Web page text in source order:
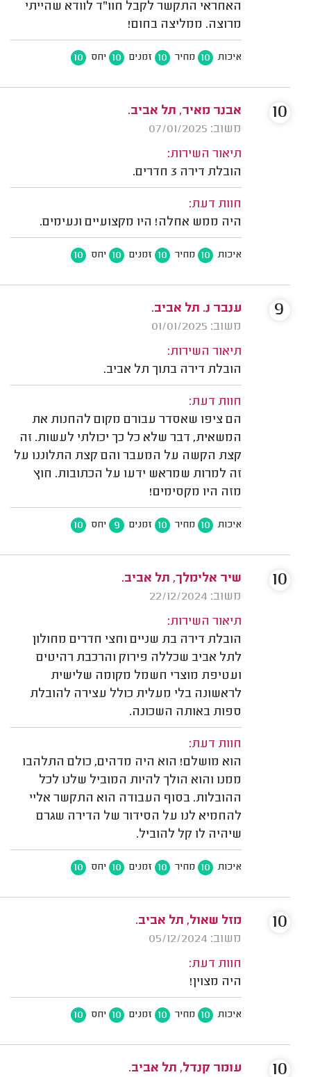
האחראי התקשר לקבל חוו"ד לוודא שהייתי
מרוצה. ממליצה בחום!
איכות 10 מחיר 10 זמנים 10 יחס 10
אבנר מאיר, תל אביב.
משוב: 07/01/2025
תיאור השירות:
הובלת דירה 3 חדרים.
חוות דעת:
היה ממש אחלה! היו מקצועיים ונעימים.
איכות 10 מחיר 10 זמנים 10 יחס 10
10
ענבר נ. תל אביב.
משוב: 01/01/2025
תיאור השירות:
הובלת דירה בתוך תל אביב.
חוות דעת:
הם ציפו שאסדר עבורם מקום להחנות את
המשאית, דבר שלא כל כך יכולתי לעשות. זה
קצת הקשה על המעבר והם קצת התלוננו על
זה למרות שמראש ידעו על הכתובות. חוץ
מזה היו מקסימים!
איכות 10 מחיר 10 זמנים 9 יחס 10
9
שיר אלימלך, תל אביב.
משוב: 22/12/2024
תיאור השירות:
הובלת דירה בת שניים וחצי חדרים מחולון
לתל אביב שכללה פירוק והרכבת רהיטים
ועטיפת מוצרי חשמל מקומה שלישית
לראשונה בלי מעלית כולל עצירה להובלת
ספות באותה השכונה.
חוות דעת:
הוא מושלם! הוא היה מדהים, כולם התלהבו
ממנו והוא הולך להיות המוביל שלנו לכל
ההובלות. בסוף העבודה הוא התקשר אליי
להחמיא לנו על הסידור של הדירה שגרם
שיהיה לו קל להוביל.
איכות 10 מחיר 10 זמנים 10 יחס 10
10
מזל שאול, תל אביב.
משוב: 05/12/2024
חוות דעת:
היה מצוין!
איכות 10 מחיר 10 זמנים 10 יחס 10
10
עומר קנדל, תל אביב.
10